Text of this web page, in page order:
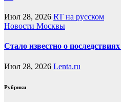
Июл 28, 2026 RT на русском
Новости Москвы
Стало известно о
Июл 28, 2026 Lenta.ru
Рубрики